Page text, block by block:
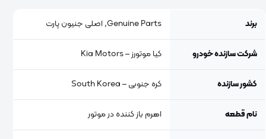
برند Genuine Parts, اصلی جنیون پارت
شرکت سازنده خودرو کیا موتورز – Kia Motors
کشور سازنده کره جنوبی – South Korea
نام قطعه اهرم باز کننده در موتور